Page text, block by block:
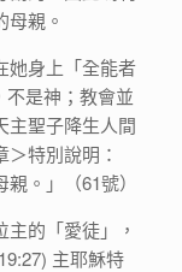
親。
她身上「全能者
是神；教會並
主聖子降生人間
特別說明：
。」（61號）
的「愛徒」，
主耶穌特